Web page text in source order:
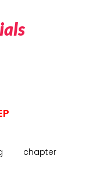
chapter